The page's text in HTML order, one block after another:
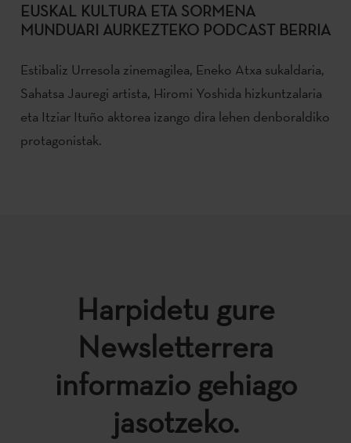
EUSKAL KULTURA ETA SORMENA
MUNDUARI AURKEZTEKO PODCAST BERRIA
Estibaliz Urresola zinemagilea, Eneko Atxa sukaldaria,
Sahatsa Jauregi artista, Hiromi Yoshida hizkuntzalaria
eta Itziar Ituño aktorea izango dira lehen denboraldiko
protagonistak.
Harpidetu gure
Newsletterrera
informazio gehiago
jasotzeko.